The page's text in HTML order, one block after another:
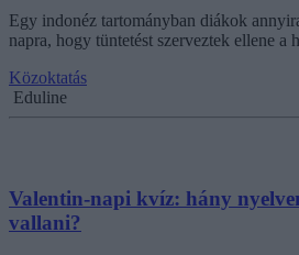
Egy indonéz tartományban diákok
napra, hogy tüntetést szerveztek ellene a
Közoktatás
Eduline
Valentin-napi kvíz: hány
vallani?